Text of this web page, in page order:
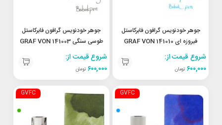
جوهر خودنویس گرافون فابرکاستل
فیروزه ای 141010 GRAF VON
FABER-CASTELL Turquoise
شروع قیمت از:
۶۰۰,۰۰۰ تومان
جوهر خودنویس گرافون فابرکاستل
طوسی سنگی 141003 GRAF VON
FABER-CASTELL Stone Grey
شروع قیمت از:
۶۰۰,۰۰۰ تومان
GVFC
GVFC